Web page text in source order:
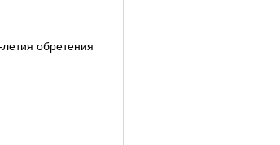
обретения